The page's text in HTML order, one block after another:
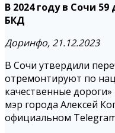
В 2024 году в Сочи
БКД
Доринфо, 21.12.2023
В Сочи утвердили
отремонтируют по
качественные
мэр города Алексей
официальном